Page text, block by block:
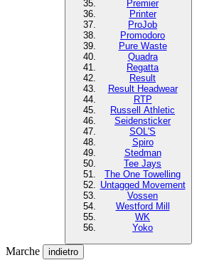
Premier
Printer
ProJob
Promodoro
Pure Waste
Quadra
Regatta
Result
Result Headwear
RTP
Russell Athletic
Seidensticker
SOL'S
Spiro
Stedman
Tee Jays
The One Towelling
Untagged Movement
Vossen
Westford Mill
WK
Yoko
Marche indietro